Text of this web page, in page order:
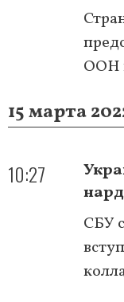
ООН
15 марта
10:27
СБУ